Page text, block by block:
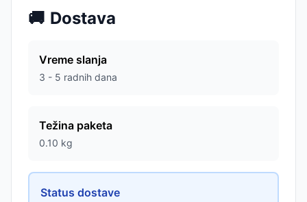
🚚 Dostava
Vreme slanja
3 - 5 radnih dana
Težina paketa
0.10 kg
Status dostave